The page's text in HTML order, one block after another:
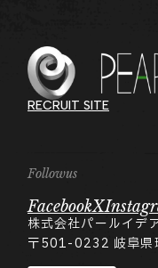
RECRUIT SITE
Followus
FacebookX
株式会社パールイデ
〒501-0232 岐阜